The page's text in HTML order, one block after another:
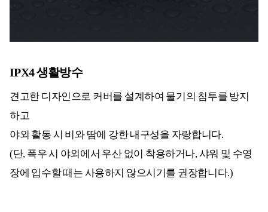
IPX4 생활방수
견고한 디자인으로 커버를 설계하여 물기의 침투를 방지
하고
야외 활동 시 비와 땀에 강한 내구성을 자랑합니다.
(단, 폭우 시 야외에서 우산 없이 착용하거나, 샤워 및 수영
장에 입수할 때는 사용하지 않으시기를 권장합니다.)